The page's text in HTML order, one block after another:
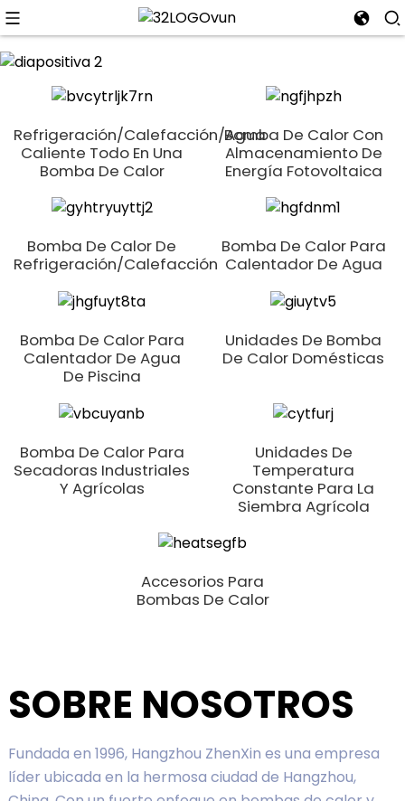
Refrigeración/calefacción/agua
Caliente Todo En Una
Bomba De Calor
Bomba De Calor Con
Almacenamiento De
Energía Fotovoltaica
Bomba De Calor De
Refrigeración/calefacción
Bomba De Calor Para
Calentador De Agua
Bomba De Calor Para
Calentador De Agua
De Piscina
Unidades De Bomba
De Calor Domésticas
Bomba De Calor Para
Secadoras Industriales
Y Agrícolas
Unidades De
Temperatura
Constante Para La
Siembra Agrícola
Accesorios Para
Bombas De Calor
SOBRE NOSOTROS
Fundada en 1996, Hangzhou ZhenXin es una empresa
líder ubicada en la hermosa ciudad de Hangzhou,